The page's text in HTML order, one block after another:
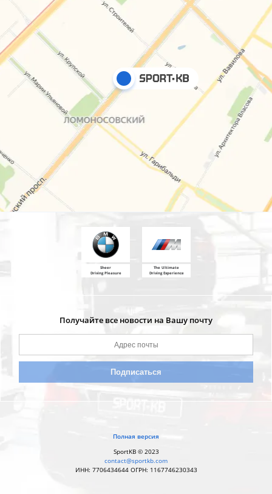
Sheer
Driving Pleasure
The Ultimate
Driving Experience
Получайте все новости на Вашу почту
Полная версия
SportKB © 2023
contact@sportkb.com
ИНН: 7706434644 ОГРН: 1167746230343